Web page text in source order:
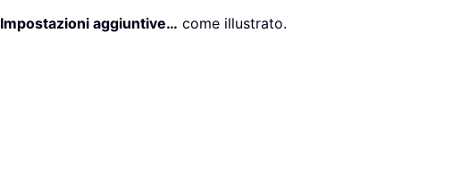
Impostazioni aggiuntive… come illustrato.